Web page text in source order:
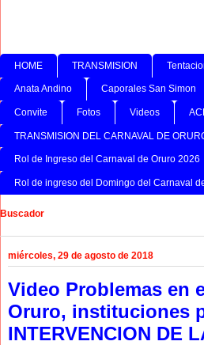
HOME TRANSMISION
Anata Andino Caporales San Simon
Convite Fotos Videos
TRANSMISION DEL CARNAVAL DE
Rol de Ingreso del Carnaval de Oruro 2026
Rol de ingreso del Domingo del Carnaval
Buscador
miércoles, 29 de agosto de 2018
Video Problemas en
Oruro, instituciones
INTERVENCION DE